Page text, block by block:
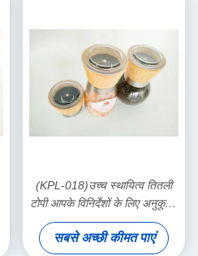
(KPL-018)उच्च स्थायित्व तितली
टोपी आपके विनिर्देशों के लिए अनुकूलन
योग्य
सबसे अच्छी कीमत पाएं